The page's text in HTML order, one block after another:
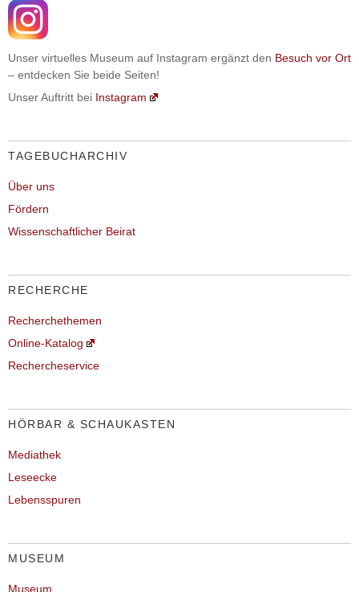
Unser virtuelles Museum auf Instagram ergänzt den Besuch vor Ort
– entdecken Sie beide Seiten!
Unser Auftritt bei Instagram
TAGEBUCHARCHIV
Über uns
Fördern
Wissenschaftlicher Beirat
RECHERCHE
Recherchethemen
Online-Katalog
Rechercheservice
HÖRBAR & SCHAUKASTEN
Mediathek
Leseecke
Lebensspuren
MUSEUM
Museum